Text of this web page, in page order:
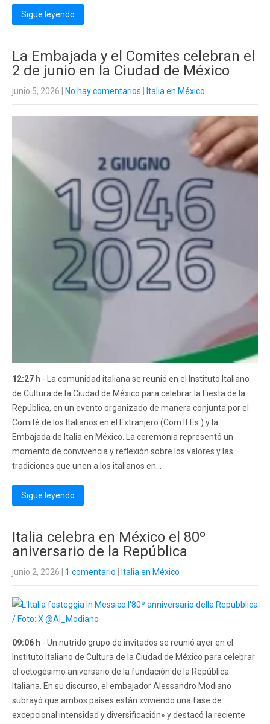
Sigue leyendo
La Embajada y el Comites celebran el
2 de junio en la Ciudad de México
junio 5, 2026 No hay comentarios Italia en México
12:27 h - La comunidad italiana se reunió en el Instituto Italiano
de Cultura de la Ciudad de México para celebrar la Fiesta de la
República, en un evento organizado de manera conjunta por el
Comité de los Italianos en el Extranjero (Com.It.Es.) y la
Embajada de Italia en México. La ceremonia representó un
momento de convivencia y reflexión sobre los valores y las
tradiciones que unen a los italianos en...
Sigue leyendo
Italia celebra en México el 80º
aniversario de la República
junio 2, 2026 1 comentario Italia en México
09:06 h - Un nutrido grupo de invitados se reunió ayer en el
Instituto Italiano de Cultura de la Ciudad de México para celebrar
el octogésimo aniversario de la fundación de la República
Italiana. En su discurso, el embajador Alessandro Modiano
subrayó que ambos países están «viviendo una fase de
excepcional intensidad y diversificación» y destacó la reciente